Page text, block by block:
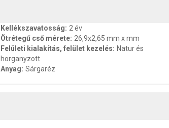
Kellékszavatosság: 2 év
Ötrétegű cső mérete: 26,9x2,65 mm x mm
Felületi kialakítás, felület kezelés: Natur és
horganyzott
Anyag: Sárgaréz